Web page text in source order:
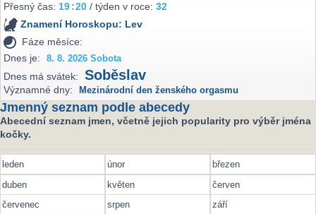
Přesný čas:19 20 / týden v roce:32
Znamení Horoskopu: Lev
Fáze měsíce:
Dnes je:
8. 8. 2026 Sobota
Dnes má svátek: Soběslav
Významné dny: Mezinárodní den ženského orgasmu
Jmenný seznam podle abecedy
Abecední seznam jmen, včetně jejich popularity pro výběr jména
kočky.
leden únor
březen
duben
květen
červen
červenec
srpen
září